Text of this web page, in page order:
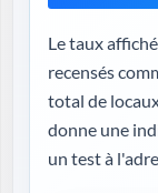
Le taux
recensés comme
total de
donne une indication communale : il ne remplace pas
un test à